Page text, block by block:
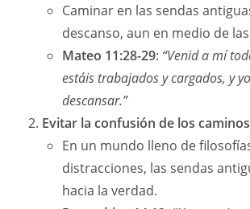
Caminar en las sendas
descanso, aun en medio de
Mateo 11:28-29: “Venid a mí
estáis trabajados y cargados, y
descansar.”
Evitar la confusión de los
En un mundo lleno de
distracciones, las sendas
hacia la verdad.